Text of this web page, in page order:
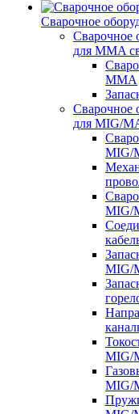
Сварочное
Сварочное
для MMA
MMA
Сварочное
для MIG/
MIG/
MIG/
MIG/
MIG/
MIG/